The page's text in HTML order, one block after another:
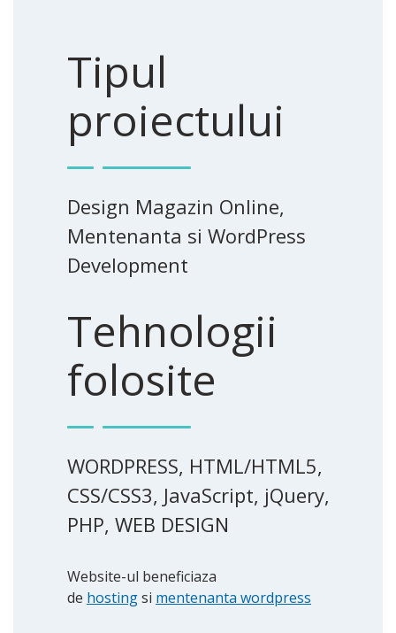
Tipul
proiectului
Design Magazin Online,
Mentenanta si WordPress
Development
Tehnologii
folosite
WORDPRESS, HTML/HTML5,
CSS/CSS3, JavaScript, jQuery,
PHP, WEB DESIGN
Website-ul beneficiaza
de hostingsi mentenanta wordpress